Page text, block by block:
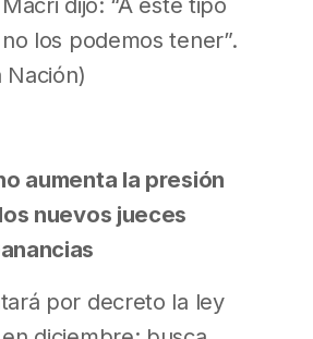
los podemos tener”.
Nación)
aumenta la presión
nuevos jueces
por decreto la ley